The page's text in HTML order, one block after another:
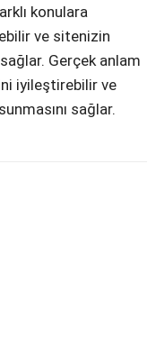
konulara
ve sitenizin
Gerçek anlam
iyileştirebilir ve
sağlar.